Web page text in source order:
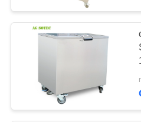
PRIVACY
POLICY